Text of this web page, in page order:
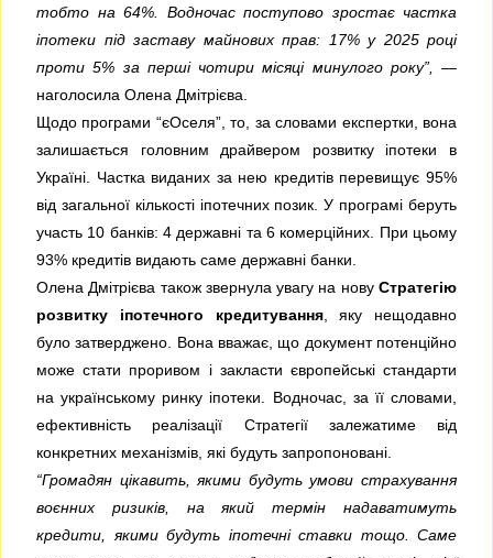
тобто на 64%. Водночас поступово зростає частка
іпотеки під заставу майнових прав: 17% у 2025 році
проти 5% за перші чотири місяці минулого року”, —
наголосила Олена Дмітрієва.
Щодо програми “єОселя”, то, за словами експертки, вона
залишається головним драйвером розвитку іпотеки в
Україні. Частка виданих за нею кредитів перевищує 95%
від загальної кількості іпотечних позик. У програмі беруть
участь 10 банків: 4 державні та 6 комерційних. При цьому
93% кредитів видають саме державні банки.
Олена Дмітрієва також звернула увагу на нову Стратегію
розвитку іпотечного кредитування, яку нещодавно
було затверджено. Вона вважає, що документ потенційно
може стати проривом і закласти європейські стандарти
на українському ринку іпотеки. Водночас, за її словами,
ефективність реалізації Стратегії залежатиме від
конкретних механізмів, які будуть запропоновані.
“Громадян цікавить, якими будуть умови страхування
воєнних ризиків, на який термін надаватимуть
кредити, якими будуть іпотечні ставки тощо. Саме